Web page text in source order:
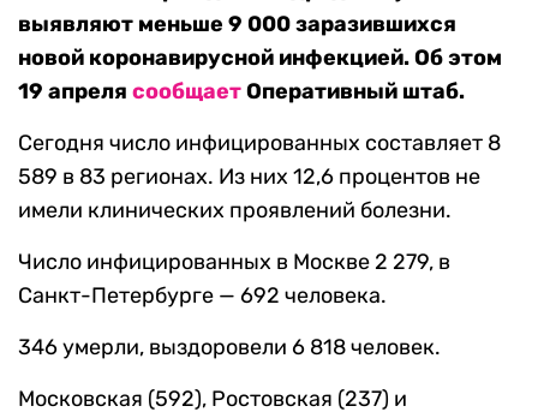
выявляют меньше 9 000 заразившихся
новой коронавирусной инфекцией. Об этом
19 апреля сообщаетОперативный штаб.
Сегодня число инфицированных составляет 8
589 в 83 регионах. Из них 12,6 процентов не
имели клинических проявлений болезни.
Число инфицированных в Москве 2 279, в
Санкт-Петербурге — 692 человека.
346 умерли, выздоровели 6 818 человек.
Московская (592), Ростовская (237) и